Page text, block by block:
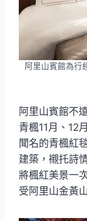
阿里山賓館為行
阿里山賓館不
青楓11月、12
聞名的青楓紅
建築，襯托詩
將楓紅美景一
受阿里山金黃